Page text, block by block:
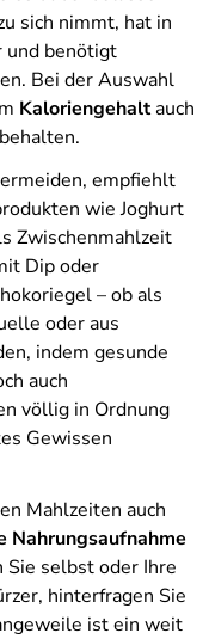
sich nimmt, hat in
und benötigt
Bei der Auswahl
Kaloriengehaltauch
empfiehlt
wie Joghurt
Zwischenmahlzeit
Dip oder
– ob als
oder aus
indem gesunde
auch
völlig in Ordnung
Gewissen
Mahlzeiten auch
Nahrungsaufnahme
Sie selbst oder Ihre
hinterfragen Sie
ist ein weit